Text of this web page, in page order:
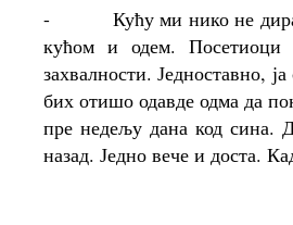
-
Кућу ми нико не
кућом и одем. Посетиоци
захвалности. Једноставно,
бих отишо одавде одма да
пре недељу дана код сина.
назад. Једно вече и доста.